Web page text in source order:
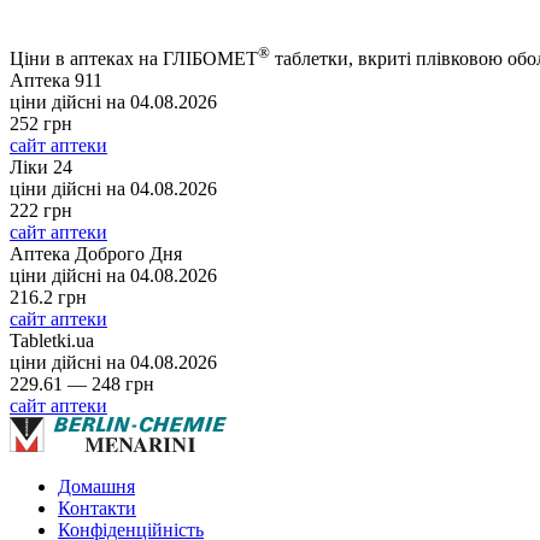
Ціни в аптеках на ГЛІБОМЕТ® таблетки, вкриті плівковою
Аптека 911
ціни дійсні на 04.08.2026
252 грн
сайт аптеки
Ліки 24
ціни дійсні на 04.08.2026
222 грн
сайт аптеки
Аптека Доброго Дня
ціни дійсні на 04.08.2026
216.2 грн
сайт аптеки
Tabletki.ua
ціни дійсні на 04.08.2026
229.61 — 248 грн
сайт аптеки
Домашня
Контакти
Конфіденційність